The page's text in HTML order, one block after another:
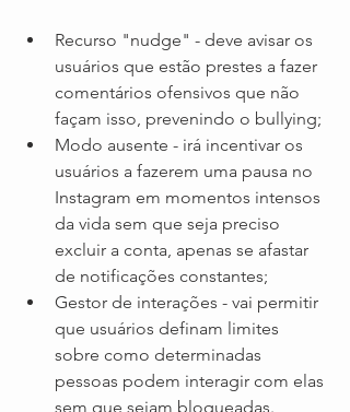
Recurso "nudge" - deve avisar os
usuários que estão prestes a fazer
comentários ofensivos que não
façam isso, prevenindo o bullying;
Modo ausente - irá incentivar os
usuários a fazerem uma pausa no
Instagram em momentos intensos
da vida sem que seja preciso
excluir a conta, apenas se afastar
de notificações constantes;
Gestor de interações - vai permitir
que usuários definam limites
sobre como determinadas
pessoas podem interagir com elas
sem que sejam bloqueadas.